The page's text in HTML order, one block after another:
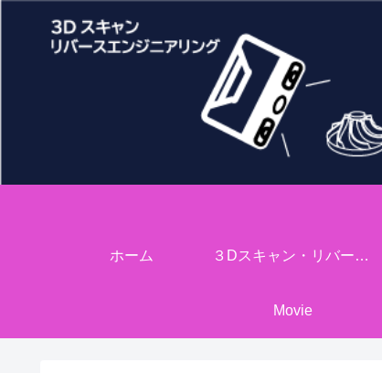
ホーム ３Dスキャン・リバースエンジニアリング
Movie